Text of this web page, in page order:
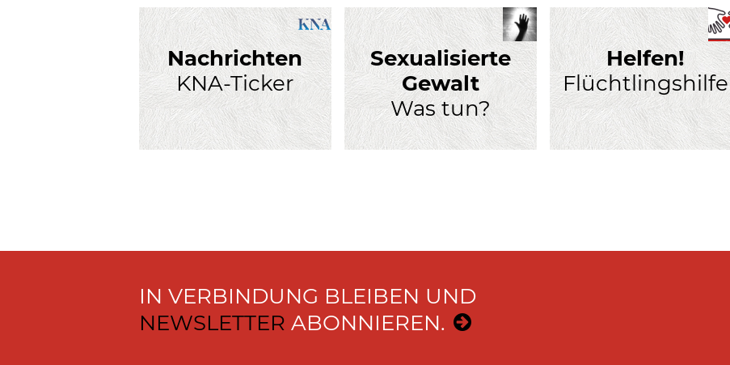
Nachrichten
KNA-Ticker
Sexualisierte
Gewalt
Was tun?
Helfen!
Flüchtlingshilfe
IN VERBINDUNG BLEIBEN UND
NEWSLETTER ABONNIEREN.